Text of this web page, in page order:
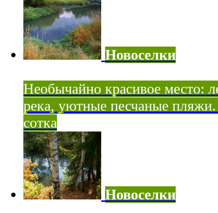
Новоселки
Необычайно красивое место:
река, уютные песчаные
сотка
Новоселки